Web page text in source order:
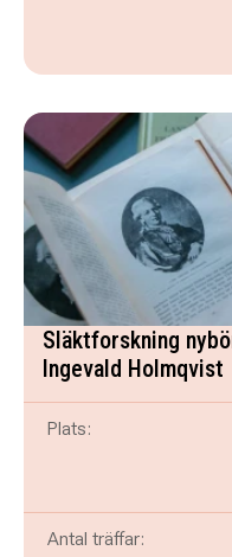
Släktforskning
Ingevald Holmqvist
Plats:
Antal träffar: